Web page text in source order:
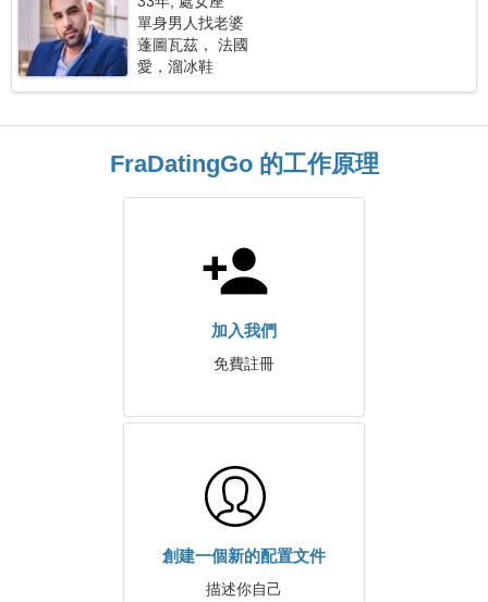
單身男人找老婆
蓬圖瓦茲， 法國
愛，溜冰鞋
FraDatingGo 的工作原理
加入我們
免費註冊
創建一個新的配置文件
描述你自己